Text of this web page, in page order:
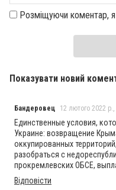
Розміщуючи коментар,
Показувати новий
Бандеровец 12 лютого 2022
Единственные условия,
Украине: возвращение
оккупированных
разобраться с
прокремлевских ОБСЕ,
Відповісти